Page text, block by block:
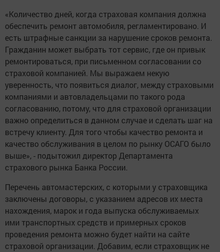
«Количество дней, когда страховая компания должна
обеспечить ремонт автомобиля, регламентировано. И
есть штрафные санкции за нарушение сроков ремонта.
Гражданин может выбрать тот сервис, где он привык
ремонтироваться, при письменном согласовании со
страховой компанией. Мы выражаем некую
уверенность, что появиться диалог, между страховыми
компаниями и автовладельцами по такого рода
согласованию, потому, что для страховой организации
важно определиться в данном случае и сделать шаг на
встречу клиенту. Для того чтобы качество ремонта и
качество обслуживания в целом по рынку ОСАГО было
выше», - подытожил директор Департамента
страхового рынка Банка России.
Перечень автомастерских, с которыми у страховщика
заключены договоры, с указанием адресов их места
нахождения, марок и года выпуска обслуживаемых
ими транспортных средств и примерных сроков
проведения ремонта можно будет найти на сайте
страховой организации. Добавим, если страховщик не